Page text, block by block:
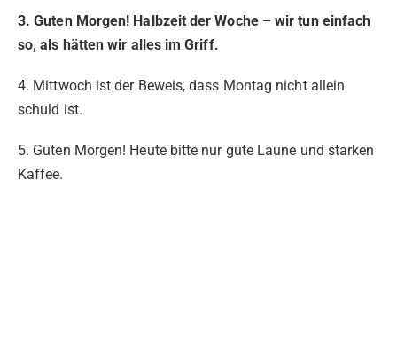
3. Guten Morgen! Halbzeit der Woche – wir tun einfach
so, als hätten wir alles im Griff.
4. Mittwoch ist der Beweis, dass Montag nicht allein
schuld ist.
5. Guten Morgen! Heute bitte nur gute Laune und starken
Kaffee.